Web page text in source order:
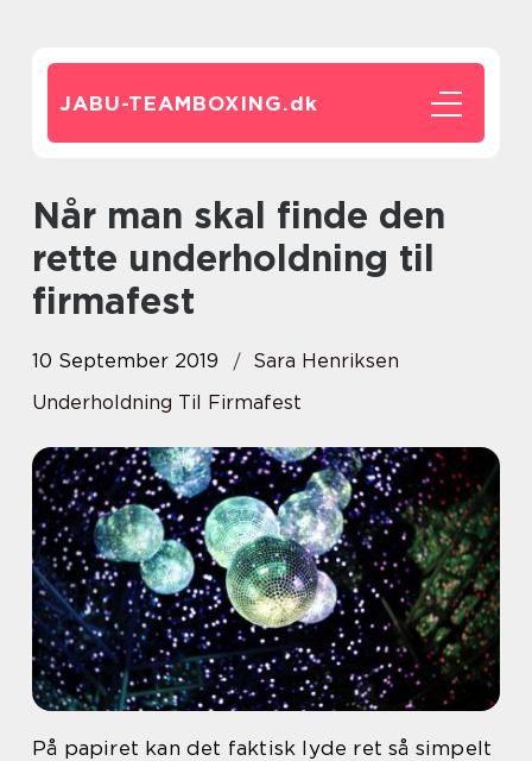
JABU-TEAMBOXING.dk
Når man skal finde den
rette underholdning til
firmafest
10 September 2019
Sara Henriksen
Underholdning Til Firmafest
På papiret kan det faktisk lyde ret så simpelt